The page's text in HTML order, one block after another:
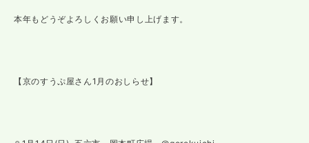
本年もどうぞよろしくお願い申し上げます。
【京のすうぷ屋さん1月のおしらせ】